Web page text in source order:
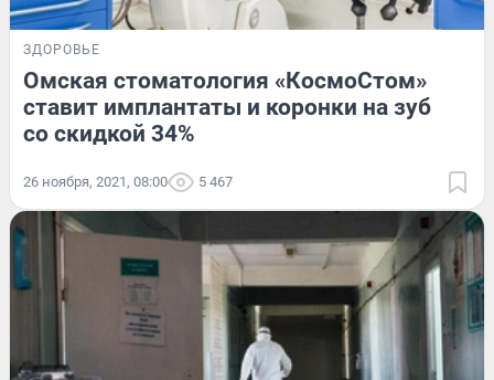
ЗДОРОВЬЕ
Омская стоматология «КосмоСтом»
ставит имплантаты и коронки на зуб
со скидкой 34%
26 ноября, 2021, 08:00 5 467